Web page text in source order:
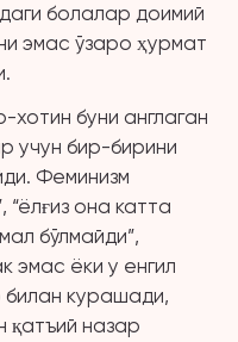
болалар доимий
эмас ўзаро ҳурмат
буни англаган
учун бир-бирини
Феминизм
она катта
бўлмайди”,
эмас ёки у енгил
билан курашади,
қатъий назар